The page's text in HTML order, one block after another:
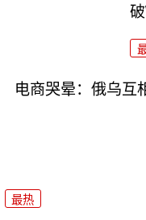
电商哭晕：俄乌互
最热